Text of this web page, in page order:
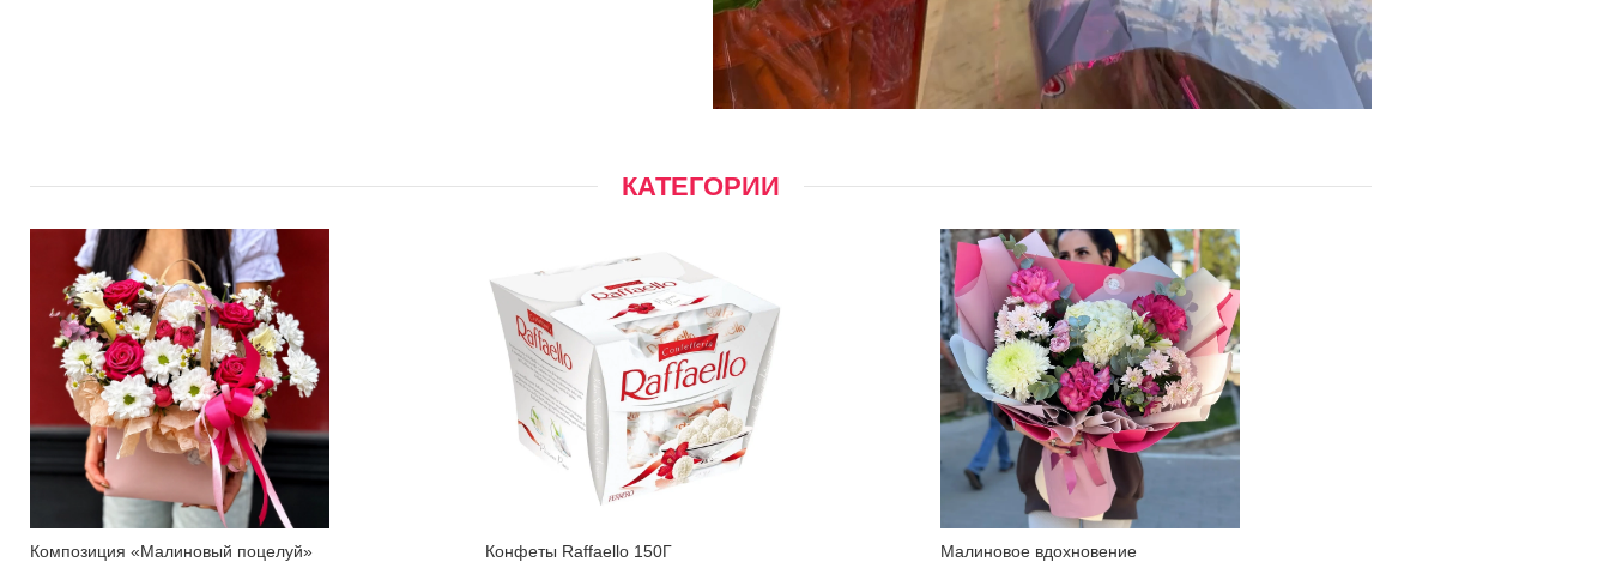
КАТЕГОРИИ
Композиция «Малиновый поцелуй»
Конфеты Raffaello 150Г
Малиновое вдохновение